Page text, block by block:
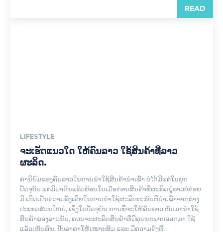
READ
LIFESTYLE
ຈະເຮັດແນວໃດ ໃຫ້ຄົນລາວ ໃຊ້ສິນຄ້າທີ່ລາວ
ຜະລິດ.
ຄ່ານິຍົມຂອງຄົນລາວໃນການນຳໃຊ້ສິນຄ້ານຳເຂົ້າ ບໍ່ໄດ້ມີແຕ່ໃນຍຸກ
ປັດຈຸບັນ ແຕ່ມີມາດົນແລ້ວຍ້ອນໃນເມື່ອກ່ອນສິນຄ້າທີ່ຜະລິດຢູ່ລາວບໍ່ຄ່ອຍ
ມີ ເກີດເປັນຄວາມລຶ້ງເຄີຍໃນການນຳໃຊ້ຜະລິດຕະພັນທີ່ນຳເຂົ້າຈາກຕ່າງ
ປະເທດສ່ວນໃຫຍ່, ເຊິ່ງໃນປັດຈຸບັນ ການທີ່ຈະໃຫ້ຄົນລາວ ຫັນມານຳໃຊ້
ສິນຄ້າຂອງລາວນັ້ນ, ຄວນຈະຜະລິດສິນຄ້າທີ່ມີຄຸນນະພາບອອກມາ ໃຊ້
ແລ້ວເຫັນຜົນ, ປັບລາຄາໃຫ້ເໝາະສົມ ແລະ ມີຄວາມຄົງທີ່.